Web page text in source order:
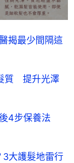
揭最少間隔這
質 提升光澤
4步保養法
3大護髮地雷行